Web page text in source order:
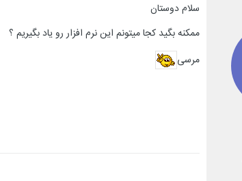
سلام دوستان
ممکنه بگید کجا میتونم این نرم افزار رو یاد بگیریم ؟
مرسی